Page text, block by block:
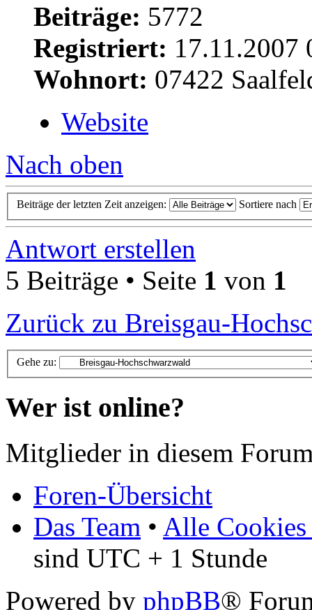
Beiträge: 5772
Registriert: 17.11.2007
Wohnort: 07422
Website
Nach oben
Beiträge der letzten Zeit anzeigen: Sortiere nach
Antwort erstellen
5 Beiträge • Seite 1 von 1
Zurück zu Breisgau-
Gehe zu:
Wer ist online?
Mitglieder in diesem
Foren-Übersicht
Das Team • Alle Cookies
sind UTC + 1 Stunde
Powered by phpBB®